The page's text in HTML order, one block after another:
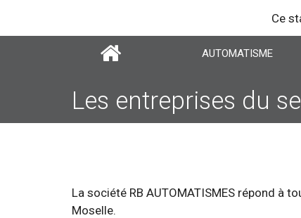
Ce
AUTOMATISME
Les entreprises du
La société RB AUTOMATISMES répond à
Moselle.